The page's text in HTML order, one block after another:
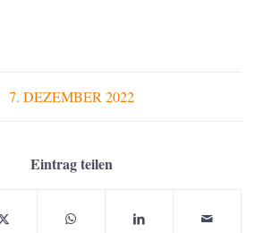
7. DEZEMBER 2022
Eintrag teilen